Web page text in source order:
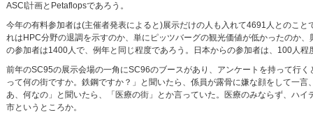
ASCI計画とPetaflopsであろう。
今年の有料参加者は(主催者発表によると)展示だけの人も入れて4691人とのこ
れはHPC分野の退調を示すのか、単にピッツバーグの観光価値が低かったのか
の参加者は1400人で、例年と同じ程度であろう。日本からの参加者は、100人程
前年のSC95の展示会場の一角にSC96のブースがあり、アンケートを持って行
って何の街ですか。鉄鋼ですか？」と聞いたら、係員が露骨に嫌な顔をして一言
あ、何なの」と聞いたら、「医療の街」とか言っていた。医療のみならず、ハイ
市というところか。